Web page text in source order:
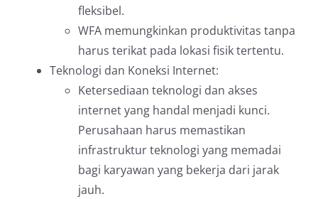
fleksibel.
WFA memungkinkan produktivitas tanpa
harus terikat pada lokasi fisik tertentu.
Teknologi dan Koneksi Internet:
Ketersediaan teknologi dan akses
internet yang handal menjadi kunci.
Perusahaan harus memastikan
infrastruktur teknologi yang memadai
bagi karyawan yang bekerja dari jarak
jauh.